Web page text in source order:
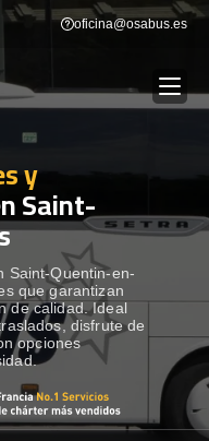
oficina@osabus.es
Show dropdown
Show dropdown
y
Saint-
Saint-Quentin-en-
que garantizan
de calidad. Ideal
disfrute de
opciones